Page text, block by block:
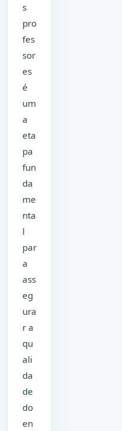
s
pro
fes
sor
es
é
um
a
eta
pa
fun
da
me
nta
l
par
a
ass
eg
ura
r a
qu
ali
da
de
do
en